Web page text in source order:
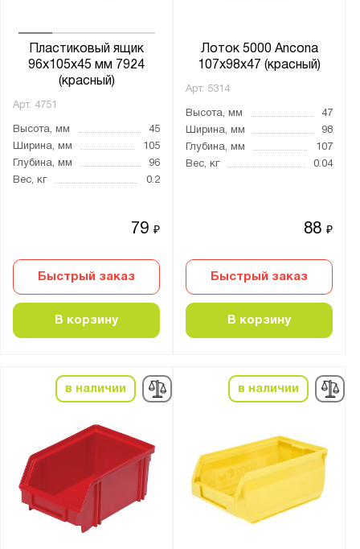
Пластиковый ящик
96х105х45 мм 7924
(красный)
Арт. 4751
Высота, мм
45
Ширина, мм
105
Глубина, мм
96
Вес, кг
0.2
79₽
Быстрый заказ
В корзину
Лоток 5000 Ancona
107x98x47 (красный)
Арт. 5314
Высота, мм
47
Ширина, мм
98
Глубина, мм
107
Вес, кг
0.04
88₽
Быстрый заказ
В корзину
в наличии в наличии